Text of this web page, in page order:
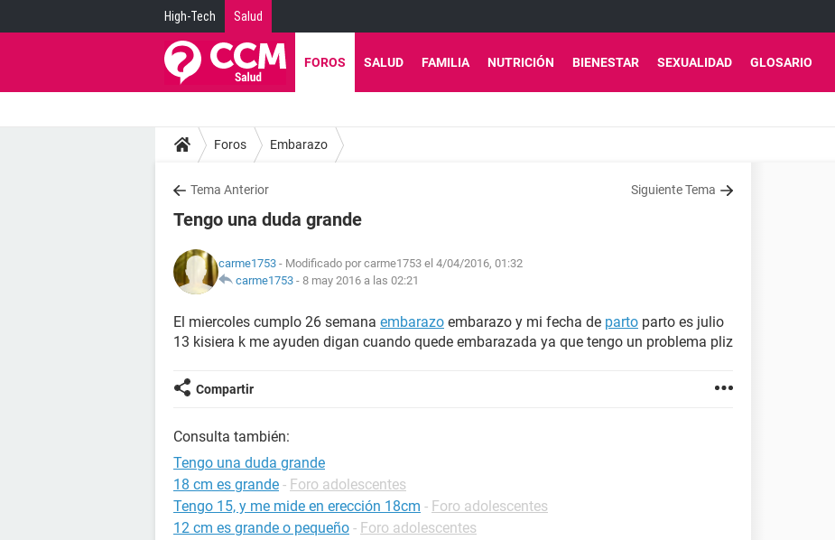
High-Tech Salud
FOROS SALUD FAMILIA NUTRICIÓN BIENESTAR SEXUALIDAD GLOSARIO
Foros Embarazo
Tema Anterior Siguiente Tema
Tengo una duda grande
carme1753 - Modificado por carme1753 el 4/04/2016, 01:32
carme1753 - 8 may 2016 a las 02:21
El miercoles cumplo 26 semana embarazo embarazo y mi fecha de parto parto es julio
13 kisiera k me ayuden digan cuando quede embarazada ya que tengo un problema pliz
Compartir
Consulta también:
Tengo una duda grande
18 cm es grande - Foro adolescentes
Tengo 15, y me mide en erección 18cm - Foro adolescentes
12 cm es grande o pequeño - Foro adolescentes